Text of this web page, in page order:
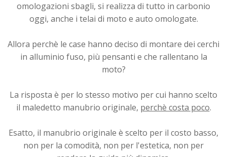
omologazioni sbagli, si realizza di tutto in carbonio
oggi, anche i telai di moto e auto omologate.
Allora perchè le case hanno deciso di montare dei cerchi
in alluminio fuso, più pensanti e che rallentano la
moto?
La risposta è per lo stesso motivo per cui hanno scelto
il maledetto manubrio originale, perchè costa poco.
Esatto, il manubrio originale è scelto per il costo basso,
non per la comodità, non per l'estetica, non per